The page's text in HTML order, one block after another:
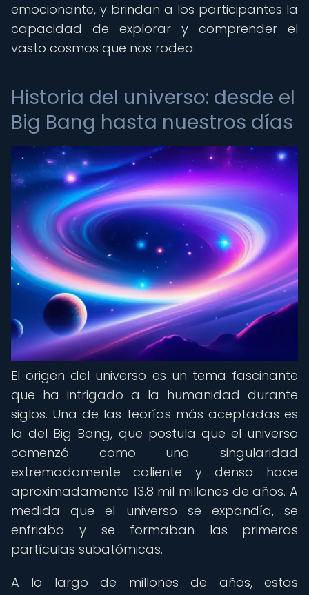
emocionante, y brindan a los participantes la
capacidad de explorar y comprender el
vasto cosmos que nos rodea.
Historia del universo: desde el
Big Bang hasta nuestros días
El origen del universo es un tema fascinante
que ha intrigado a la humanidad durante
siglos. Una de las teorías más aceptadas es
la del Big Bang, que postula que el universo
comenzó como una singularidad
extremadamente caliente y densa hace
aproximadamente 13.8 mil millones de años. A
medida que el universo se expandía, se
enfriaba y se formaban las primeras
partículas subatómicas.
A lo largo de millones de años, estas